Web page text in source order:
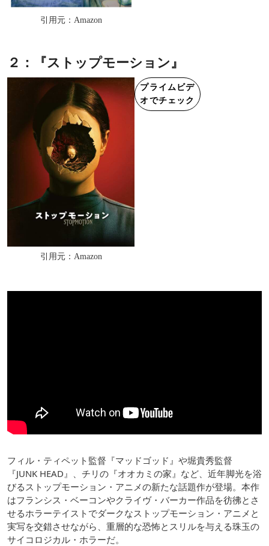
引用元：Amazon
２：『ストップモーション』
引用元：Amazon
プライムビデ
オでチェック
フィル・ティペット監督『マッドゴッド』や堀貴秀監督
『JUNK HEAD』、チリの『オオカミの家』など、近年脚光を浴
びるストップモーション・アニメの新たな話題作が登場。本作
はフランシス・ベーコンやクライヴ・バーカー作品を彷彿とさ
せるホラーテイストでダークなストップモーション・アニメと
実写を交錯させながら、重層的な恐怖とスリルを与える珠玉の
サイコロジカル・ホラーだ。